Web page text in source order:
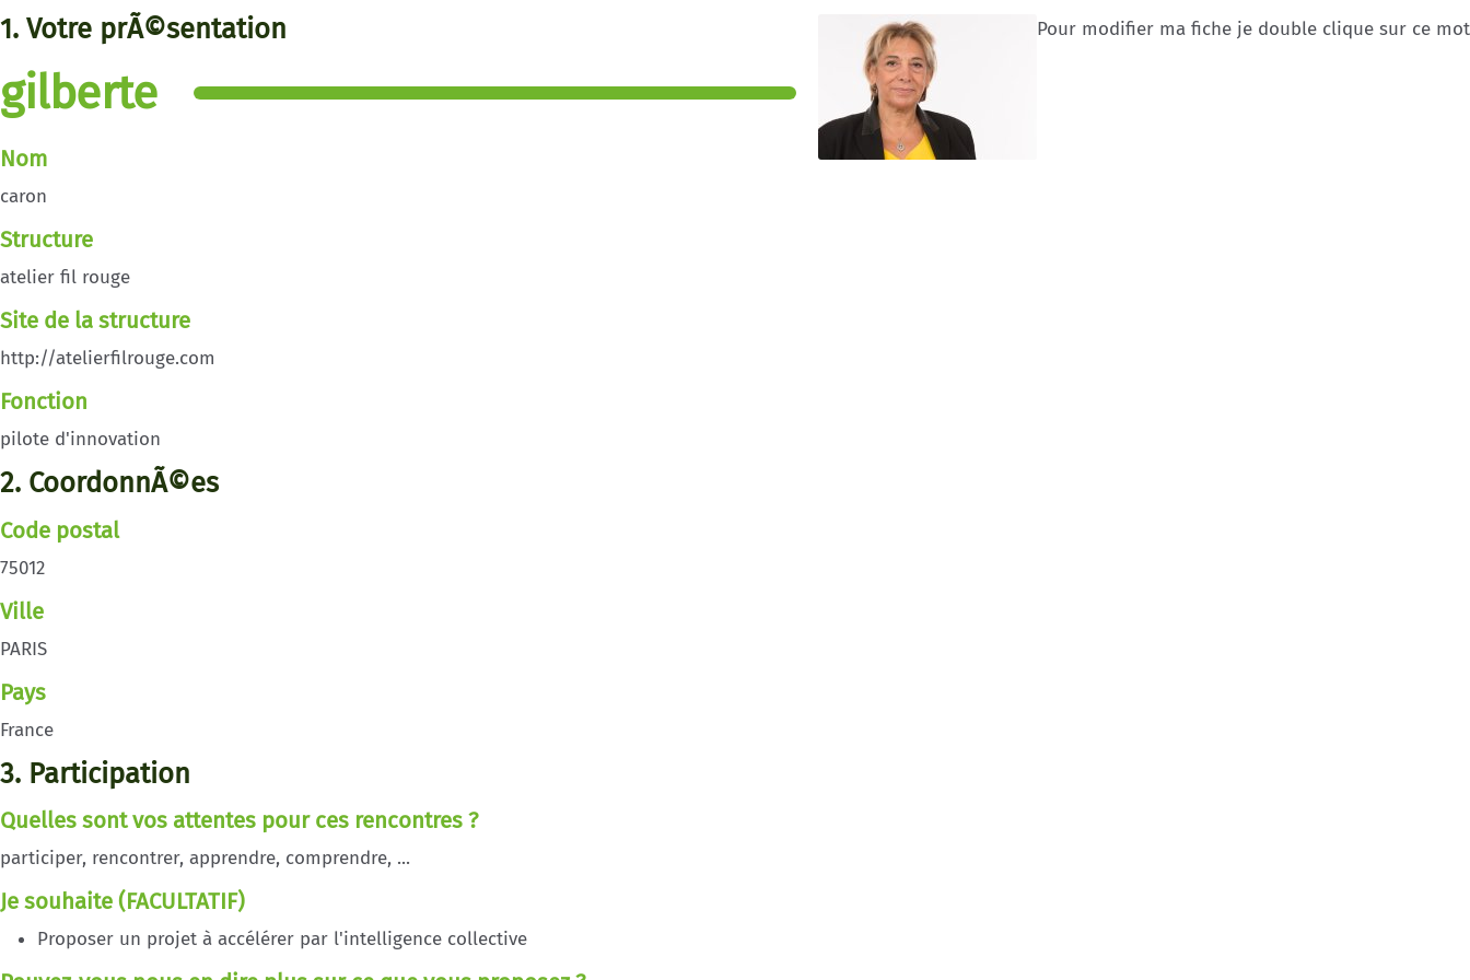
Pour modifier ma fiche je double clique sur ce mot
1. Votre prÃ©sentation
gilberte
Nom
caron
Structure
atelier fil rouge
Site de la structure
http://atelierfilrouge.com
Fonction
pilote d'innovation
2. CoordonnÃ©es
Code postal
75012
Ville
PARIS
Pays
France
3. Participation
Quelles sont vos attentes pour ces rencontres ?
participer, rencontrer, apprendre, comprendre, ...
Je souhaite (FACULTATIF)
Proposer un projet à accélérer par l'intelligence collective